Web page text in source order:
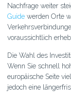
Nachfrage weiter
Guide werden Orte
voraussichtlich
Die Wahl des
Wenn Sie schnell
europäische Seite
jedoch eine